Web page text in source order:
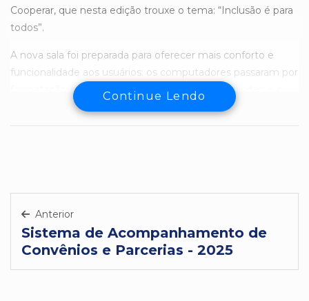
Cooperar, que nesta edição trouxe o tema: “Inclusão é para
todos”.
A nova sala foi preparada para oferecer mais conforto e
funcionalidade aos usuários: os computadores passaram por
formatação, novas peças e cadeiras foram adquiridas, e o
espaço recebeu atenção especial na decoração, tornando-o
A Prefeitura de Irupi agradece ao Sicoob e aos
colaboradores da agência local, que dedicaram seu tempo e
Continue Lendo
Anterior
Sistema de Acompanhamento de
Convênios e Parcerias - 2025